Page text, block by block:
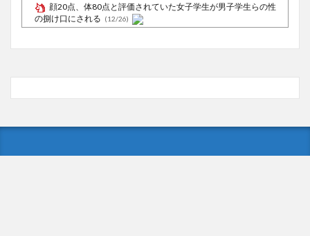
顔20点、体80点と評価されていた女子学生が男子学生らの性
の捌け口にされる (12/26)
広がらず (7/13)